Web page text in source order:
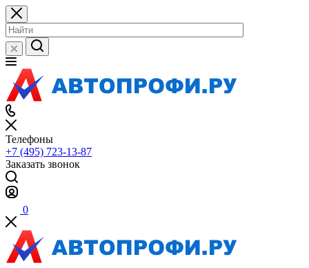
Телефоны
+7 (495) 723-13-87
Заказать звонок
0